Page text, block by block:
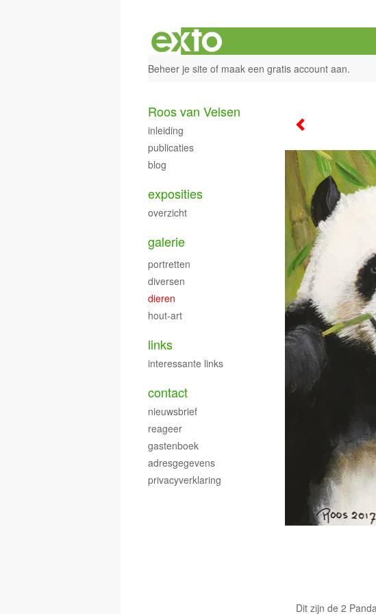
Beheer je site of maak een gratis account aan.
Dit zijn de 2
Roos van Velsen
inleiding
publicaties
blog
exposities
overzicht
galerie
portretten
diversen
dieren
hout-art
links
interessante links
contact
nieuwsbrief
reageer
gastenboek
adresgegevens
privacyverklaring